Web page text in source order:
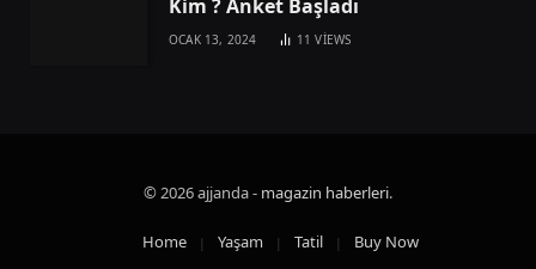
Kim ? Anket Başladı
OCAK 13, 2024 11VIEWS
© 2026 ajjanda - magazin haberleri.
Home Yaşam Tatil Buy Now